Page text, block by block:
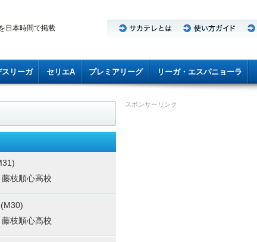
日本時間で掲載
スリーガ セリエA プレミアリーグ リーガ・エスパニョーラ
藤枝順心高校
藤枝順心高校
スポンサーリンク